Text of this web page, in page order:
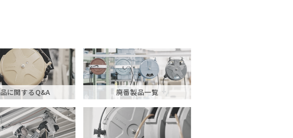
に関するQ&A 廃番製品一覧